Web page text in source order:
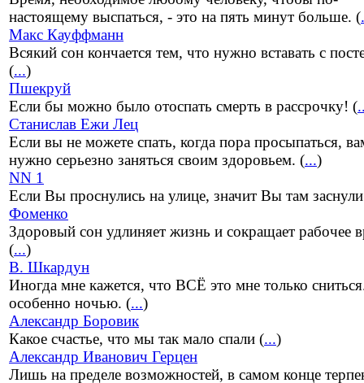
настоящему выспаться, - это на пять минут больше. (
Макс Кауффманн
Всякий сон кончается тем, что нужно вставать с
(...)
Пшекруй
Если бы можно было отоспать смерть в рассрочку! (
Станислав Ежи Лец
Если вы не можете спать, когда пора просыпаться,
нужно серьезно заняться своим здоровьем. (...)
NN 1
Если Вы проснулись на улице, значит Вы там
Фоменко
Здоровый сон удлиняет жизнь и сокращает рабочее
(...)
В. Шкардун
Иногда мне кажется, что ВСЁ это мне только
особенно ночью. (...)
Александр Боровик
Какое счастье, что мы так мало спали (...)
Александр Иванович Герцен
Лишь на пределе возможностей, в самом конце